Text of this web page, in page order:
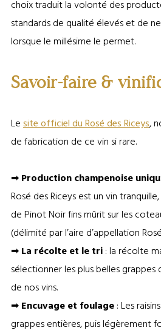
choix traduit la volonté des
standards de qualité élevés et de
lorsque le millésime le permet.
Savoir-faire &
Lesite officiel du Rosé des Riceys,
de fabrication de ce vin si rare.
➡Production champenoise
Rosé des Riceys est un vin
de Pinot Noir fins mûrit sur les
(délimité par l’aire d’appellation
➡La récolte et le tri: la récolte
sélectionner les plus belles grappes
de nos vins.
➡Encuvage et foulage: Les
grappes entières, puis légèrement